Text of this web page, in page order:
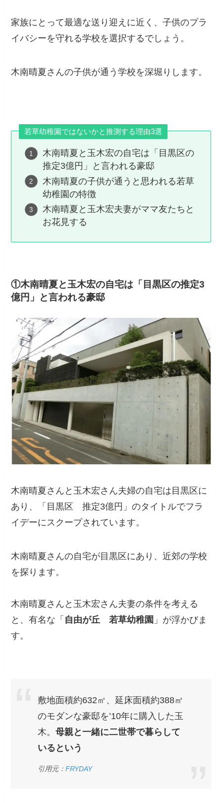
家族にとって最適な送り迎えに近く、子供のプラ
イバシーを守れる学校を選択するでしょう。
木南晴夏さんの子供が通う学校を深堀りします。
若草幼稚園ではないかと推測する理由3選
木南晴夏と玉木宏の自宅は「目黒区の
推定3億円」と言われる豪邸
木南晴夏の子供が通うと思われる若草
幼稚園の特徴
木南晴夏と玉木宏夫妻がママ友たちと
お花見する
①木南晴夏と玉木宏の自宅は「目黒区の推定3
億円」と言われる豪邸
木南晴夏さんと玉木宏さん夫婦の自宅は目黒区に
あり、「目黒区 推定3億円」のタイトルでフラ
イデーにスクープされています。
木南晴夏さんの自宅が目黒区にあり、近郊の学校
を探ります。
木南晴夏さんと玉木宏さん夫妻の条件を考える
と、有名な「 自由が丘 若草幼稚園 」が浮かびま
す。
敷地面積約632㎡、延床面積約388㎡
のモダンな豪邸を’10年に購入した玉
木。母親と一緒に二世帯で暮らして
いるという
引用元：FRYDAY